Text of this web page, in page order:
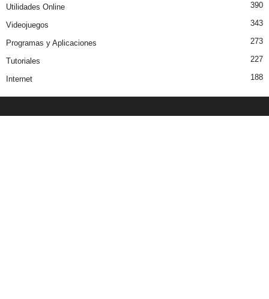
Utilidades Online 390
Videojuegos 343
Programas y Aplicaciones 273
Tutoriales 227
Internet 188